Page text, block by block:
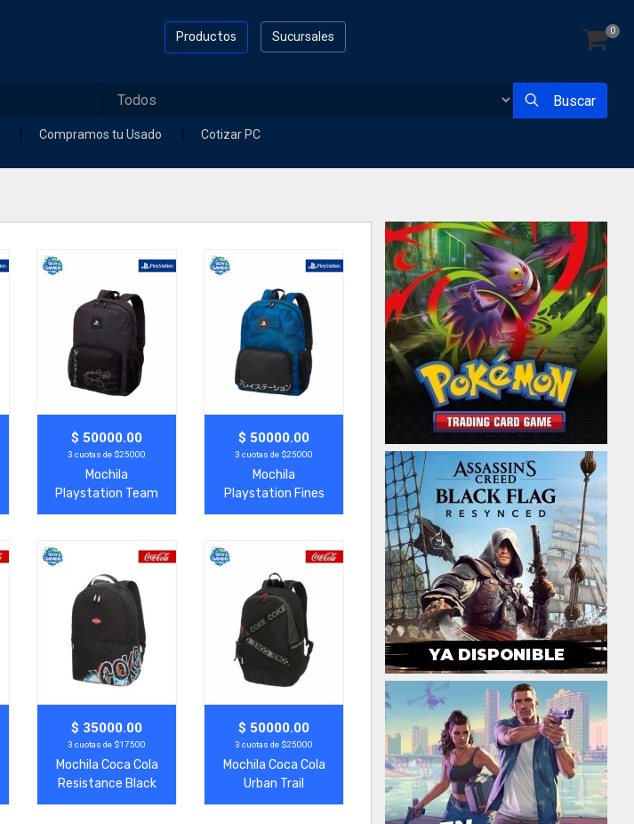
Sucursales
Productos 0
Buscar
Compramos tu Usado Cotizar PC
Agregar Ver Más
$ 50000.00
3 cuotas de $25000
Mochila
Playstation Team
Agregar Ver Más
$ 50000.00
3 cuotas de $25000
Mochila
Playstation Fines
Lines
Agregar Ver Más
$ 35000.00
3 cuotas de $17500
Mochila Coca Cola
Resistance Black
Agregar Ver Más
$ 50000.00
3 cuotas de $25000
Mochila Coca Cola
Urban Trail